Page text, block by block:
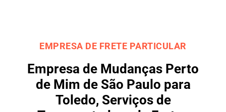
EMPRESA DE FRETE PARTICULAR
Empresa de Mudanças Perto
de Mim de São Paulo para
Toledo, Serviços de